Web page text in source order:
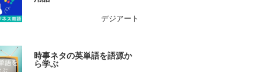
デジアート
時事ネタの英単語を語源か
ら学ぶ